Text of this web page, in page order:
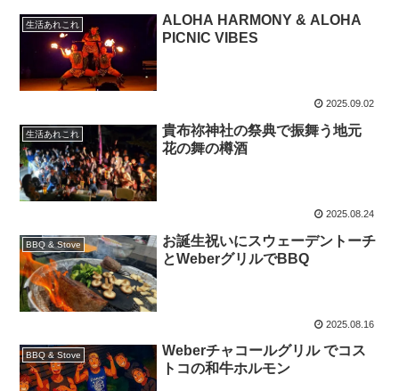
生活あれこれ
ALOHA HARMONY & ALOHA
PICNIC VIBES
2025.09.02
生活あれこれ
貴布祢神社の祭典で振舞う地元
花の舞の樽酒
2025.08.24
BBQ & Stove
お誕生祝いにスウェーデントーチ
とWeberグリルでBBQ
2025.08.16
BBQ & Stove
Weberチャコールグリル でコス
トコの和牛ホルモン